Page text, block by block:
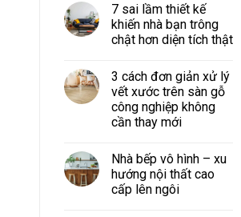
7 sai lầm thiết kế
khiến nhà bạn trông
chật hơn diện tích thật
3 cách đơn giản xử lý
vết xước trên sàn gỗ
công nghiệp không
cần thay mới
Nhà bếp vô hình – xu
hướng nội thất cao
cấp lên ngôi